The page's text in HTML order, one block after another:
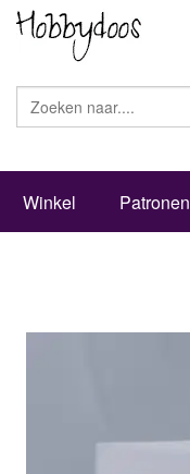
Winkel Patronen